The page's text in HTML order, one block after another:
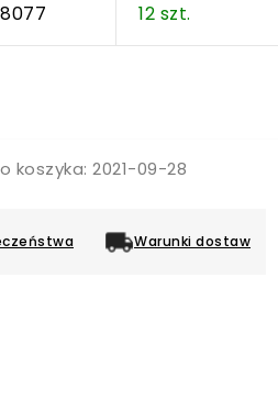
12 szt.
2021-09-28
Warunki dostaw